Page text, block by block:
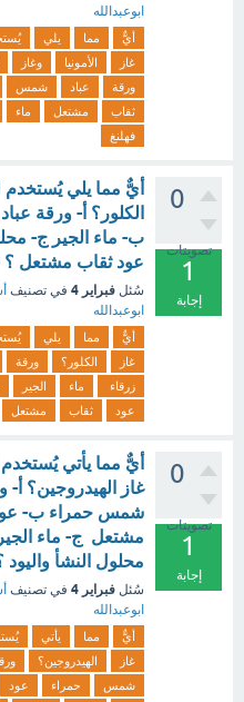
ابوعبدالله
أيٌّ مما يلي
غاز
الأمونيا وغاز
ورقة
عباد شمس
ثقاب
مشتعل ماء
فهلنغ
0
تصويتات
1
إجابة
أيٌّ مما يلي
الكلور؟ أ- ورقة
ب- ماء الجير ج-
عود ثقاب مشتعل ؟
سُئل فبراير 4 في تصنيف
ابوعبدالله
أيٌّ مما يلي
غاز
الكلور؟ ورقة
زرقاء
ماء الجير
عود
ثقاب مشتعل
0
تصويتات
1
إجابة
أيٌّ مما يأتي
غاز الهيدروجين؟ أ-
شمس حمراء ب-
مشتعل ج- ماء
محلول النشأ
سُئل فبراير 4 في تصنيف
ابوعبدالله
أيٌّ مما يأتي
غاز
الهيدروجين؟
شمس
حمراء عود